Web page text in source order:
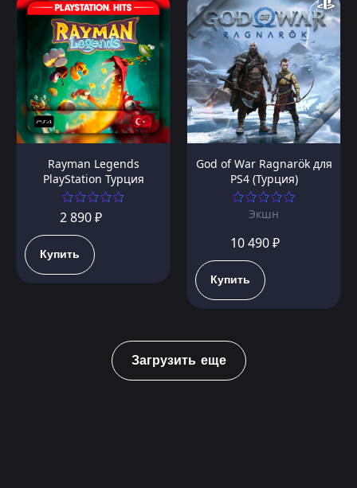
Rayman Legends
PlayStation Турция
2 890 ₽
Купить
God of War Ragnarök для
PS4 (Турция)
Экшн
10 490 ₽
Купить
Загрузить еще